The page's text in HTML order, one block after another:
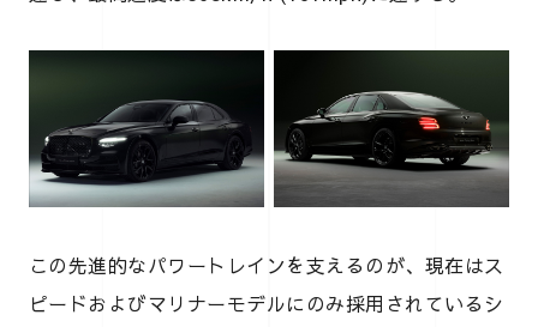
この先進的なパワートレインを支えるのが、現在はス
ピードおよびマリナーモデルにのみ採用されているシ